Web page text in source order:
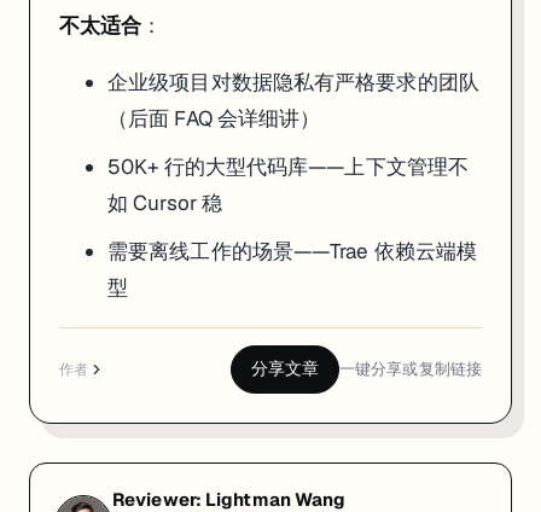
不太适合 ：
企业级项目对数据隐私有严格要求的团队
（后面 FAQ 会详细讲）
50K+ 行的大型代码库——上下文管理不
如 Cursor 稳
需要离线工作的场景——Trae 依赖云端模
型
作者 分享文章 一键分享或复制链接
Reviewer: Lightman Wang